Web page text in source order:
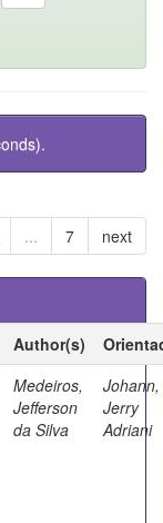
... 7 next
Author(s)
Medeiros,
Jefferson
da Silva
Johann,
Jerry
Adriani